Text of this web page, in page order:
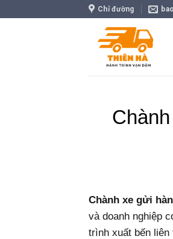
Chỉ đường
Chành xe gửi
và doanh nghiệp
trình xuất bến liên